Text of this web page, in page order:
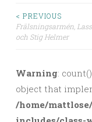
Post
< PREVIOUS
Frälsningsarmén,
och Stig Helmer
Warning:
object that
/home/